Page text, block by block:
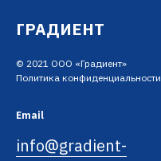
ГРАДИЕНТ
© 2021 ООО «Градиент»
Политика конфиденциальности
Email
info@gradient-